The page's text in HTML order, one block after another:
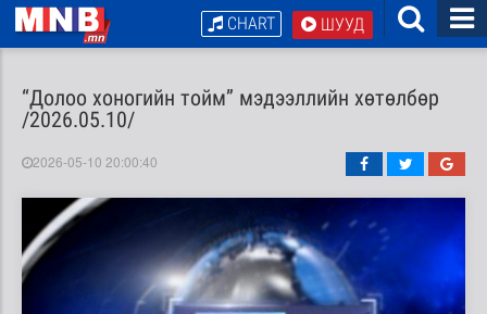
ШУУД
CHART
“Долоо хоногийн тойм” мэдээллийн хөтөлбөр
/2026.05.10/
2026-05-10 20:00:40